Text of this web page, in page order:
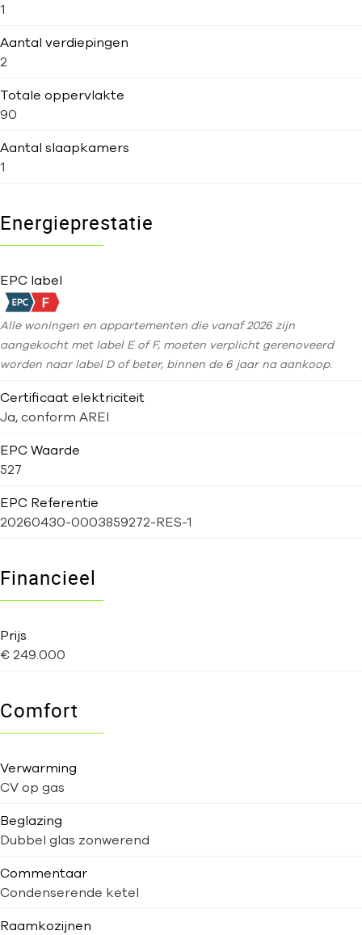
1
Aantal verdiepingen
2
Totale oppervlakte
90
Aantal slaapkamers
1
Energieprestatie
EPC label
Alle woningen en appartementen die vanaf 2026 zijn
aangekocht met label E of F, moeten verplicht gerenoveerd
worden naar label D of beter, binnen de 6 jaar na aankoop.
Certificaat elektriciteit
Ja, conform AREI
EPC Waarde
527
EPC Referentie
20260430-0003859272-RES-1
Financieel
Prijs
€ 249.000
Comfort
Verwarming
CV op gas
Beglazing
Dubbel glas zonwerend
Commentaar
Condenserende ketel
Raamkozijnen